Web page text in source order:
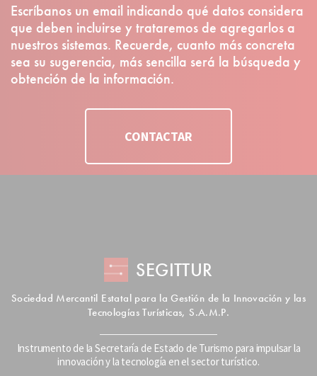
Escríbanos un email indicando qué datos considera
que deben incluirse y trataremos de agregarlos a
nuestros sistemas. Recuerde, cuanto más concreta
sea su sugerencia, más sencilla será la búsqueda y
obtención de la información.
CONTACTAR
SEGITTUR
Sociedad Mercantil Estatal para la Gestión de la Innovación y las
Tecnologías Turísticas, S.A.M.P.
Instrumento de la Secretaría de Estado de Turismo para impulsar la
innovación y la tecnología en el sector turístico.